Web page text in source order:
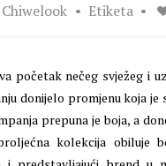
Chiwelook Etiketa
početak nečeg svježeg i
donijelo promjenu koja je
prepuna je boja, a
kolekcija obiluje